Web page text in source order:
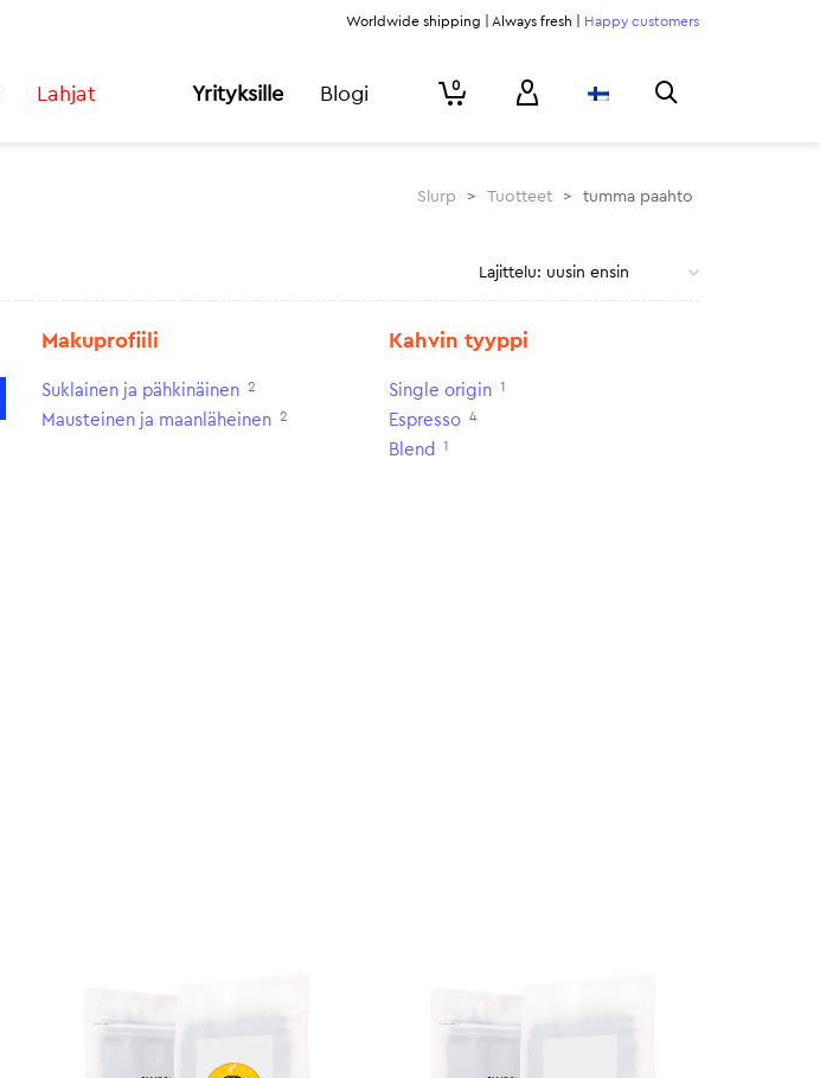
Worldwide shipping | Always fresh | Happy customers
Lahjat Yrityksille Blogi 0
Slurp > Tuotteet > tumma paahto
Makuprofiili
Suklainen ja pähkinäinen 2
Mausteinen ja maanläheinen 2
Kahvin tyyppi
Single origin 1
Espresso 4
Blend 1